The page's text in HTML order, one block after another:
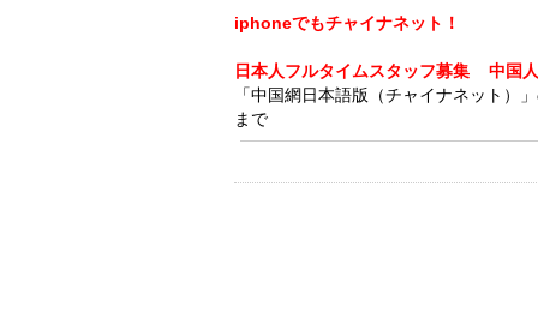
iphoneでもチャイナネット！
日本人フルタイムスタッフ募集
中国
「中国網日本語版（チャイナネット）
まで